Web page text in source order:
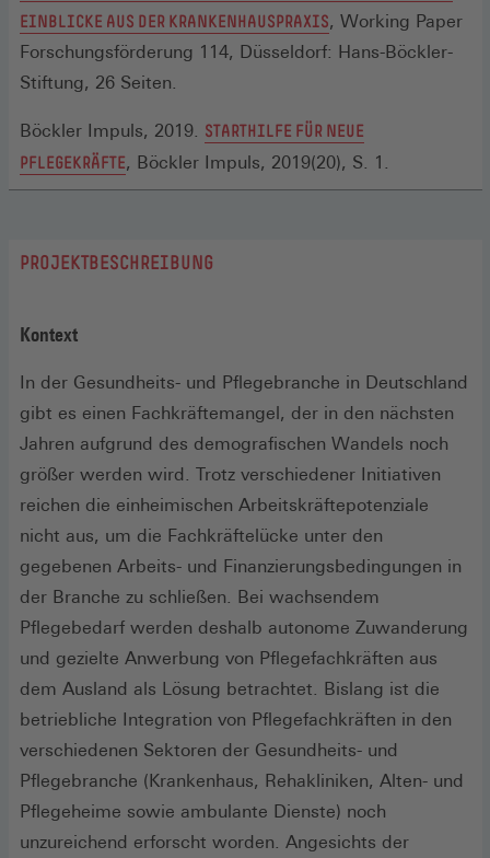
EINBLICKE AUS DER KRANKENHAUSPRAXIS(ÖFFNET
IN
FENSTER)
, Working Paper
Forschungsförderung 114, Düsseldorf: Hans-Böckler-
Stiftung, 26 Seiten.
Böckler Impuls, 2019. STARTHILFE FÜR NEUE
PFLEGEKRÄFTE(ÖFFNET
IN
NEUEN
, Böckler Impuls, 2019(20), S. 1.
PROJEKTBESCHREIBUNG
Kontext
In der Gesundheits- und Pflegebranche in Deutschland
gibt es einen Fachkräftemangel, der in den nächsten
Jahren aufgrund des demografischen Wandels noch
größer werden wird. Trotz verschiedener Initiativen
reichen die einheimischen Arbeitskräftepotenziale
nicht aus, um die Fachkräftelücke unter den
gegebenen Arbeits- und Finanzierungsbedingungen in
der Branche zu schließen. Bei wachsendem
Pflegebedarf werden deshalb autonome Zuwanderung
und gezielte Anwerbung von Pflegefachkräften aus
dem Ausland als Lösung betrachtet. Bislang ist die
betriebliche Integration von Pflegefachkräften in den
verschiedenen Sektoren der Gesundheits- und
Pflegebranche (Krankenhaus, Rehakliniken, Alten- und
Pflegeheime sowie ambulante Dienste) noch
unzureichend erforscht worden. Angesichts der